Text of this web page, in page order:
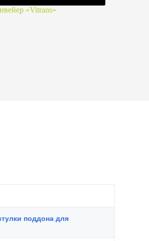
«Vitrans»
поддона для